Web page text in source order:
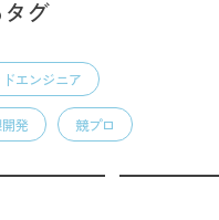
グ
エンジニア
発 競プロ